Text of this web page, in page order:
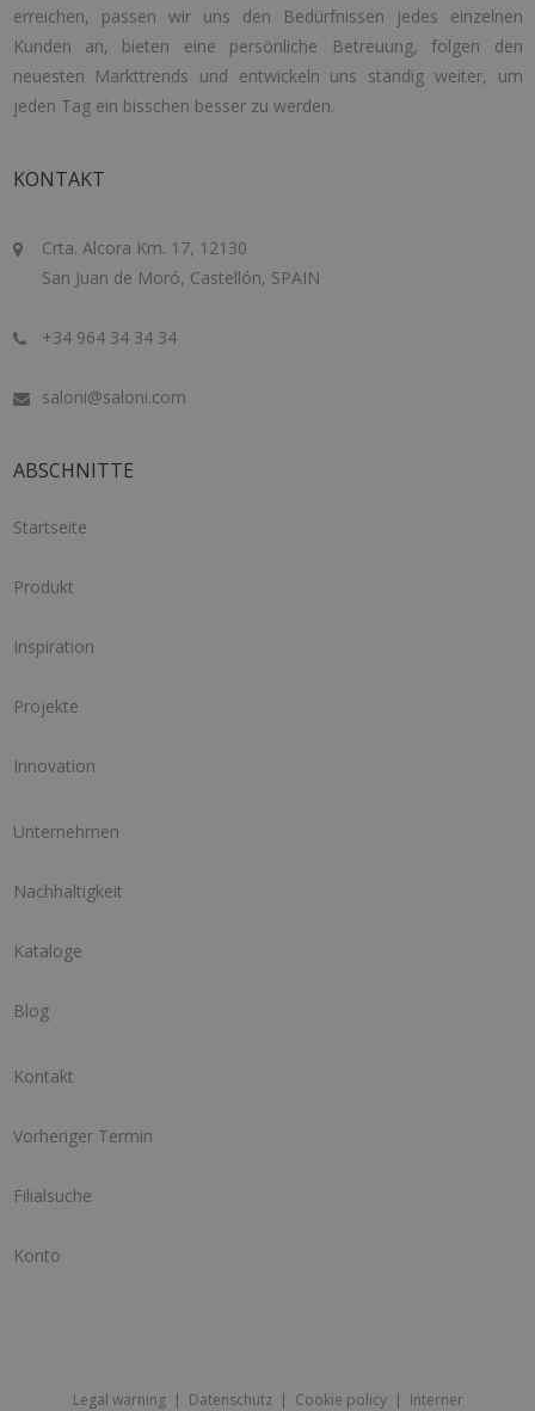
erreichen, passen wir uns den Bedürfnissen jedes einzelnen
Kunden an, bieten eine persönliche Betreuung, folgen den
neuesten Markttrends und entwickeln uns ständig weiter, um
jeden Tag ein bisschen besser zu werden.
KONTAKT
Crta. Alcora Km. 17, 12130
San Juan de Moró, Castellón, SPAIN
+34 964 34 34 34
saloni@saloni.com
ABSCHNITTE
Startseite
Produkt
Inspiration
Projekte
Innovation
Unternehmen
Nachhaltigkeit
Kataloge
Blog
Kontakt
Vorheriger Termin
Filialsuche
Konto
Legal warning| Datenschutz| Cookie policy| Interner